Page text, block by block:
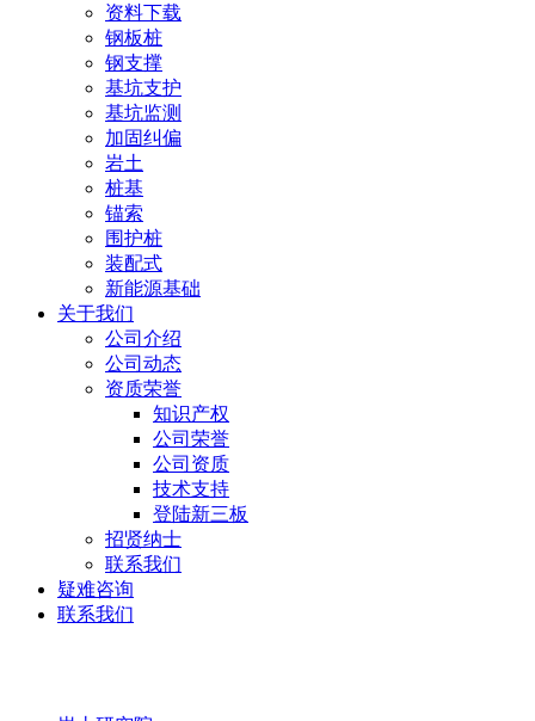
资料下载
钢板桩
钢支撑
基坑支护
基坑监测
加固纠偏
岩土
桩基
锚索
围护桩
装配式
新能源基础
关于我们
公司介绍
公司动态
资质荣誉
知识产权
公司荣誉
公司资质
技术支持
登陆新三板
招贤纳士
联系我们
疑难咨询
联系我们